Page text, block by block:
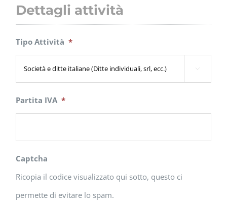
Dettagli attività
Tipo Attività *

Partita IVA *
Captcha
Ricopia il codice visualizzato qui sotto, questo ci
permette di evitare lo spam.